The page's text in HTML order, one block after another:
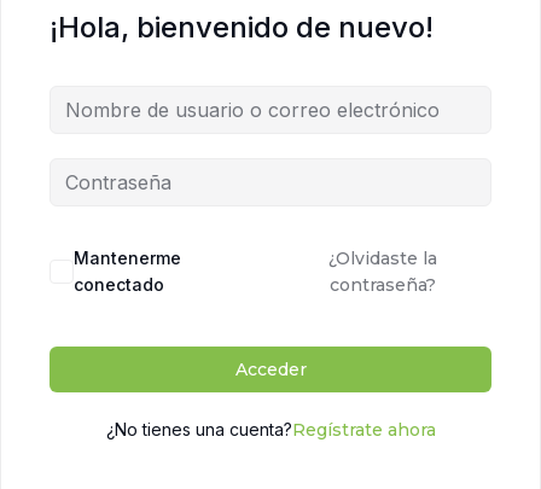
¡Hola, bienvenido de nuevo!
Mantenerme
conectado
¿Olvidaste la
contraseña?
Acceder
¿No tienes una cuenta?Regístrate ahora